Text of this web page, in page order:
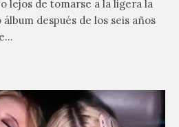
lejos de tomarse a la ligera la
después de los seis años